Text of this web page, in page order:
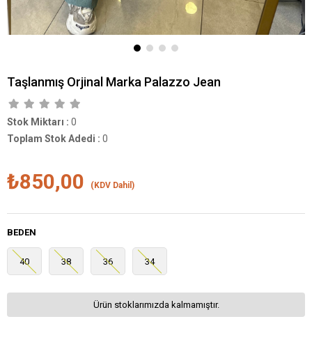
Taşlanmış Orjinal Marka Palazzo Jean
Stok Miktarı : 0
Toplam Stok Adedi : 0
₺850,00 (KDV Dahil)
BEDEN
40 38 36 34
Ürün stoklarımızda kalmamıştır.